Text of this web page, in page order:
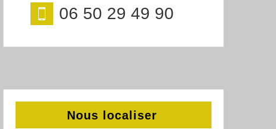
06 50 29 49 90
Nous localiser